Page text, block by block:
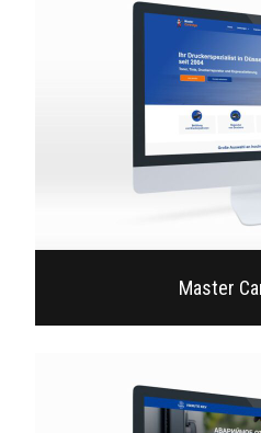
Master